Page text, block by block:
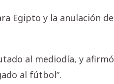
Egipto y la anulación de
al mediodía, y afirmó
al fútbol”.